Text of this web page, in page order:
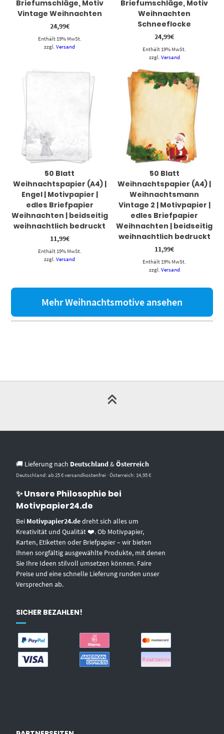
Briefumschläge, Motiv
Vintage Weihnachten
24,99€
Enthält 19% MwSt.
zzgl.Versand
Briefumschläge, Motiv
Weihnachten
Schneeflocke
24,99€
Enthält 19% MwSt.
zzgl. Versand
50 Blatt
Weihnachtspapier (A4) |
Engel | Motivpapier |
edles Briefpapier
Weihnachten | beidseitig
weihnachtlich bedruckt
11,99€
Enthält 19% MwSt.
zzgl.Versand
50 Blatt
Weihnachtspapier (A4) |
Weihnachtsmann
Vintage 2 | Motivpapier |
edles Briefpapier
Weihnachten | beidseitig
weihnachtlich bedruckt
11,99€
Enthält 19% MwSt.
zzgl. Versand
Mehr Weihnachtsmotive ansehen
🚚 Lieferung nach Deutschland &Österreich
Deutschland: ab 25 € versandkostenfrei · Österreich: 14,95 €
✨ Unsere Philosophie bei
Motivpapier24.de
Bei Motivpapier24.dedreht sich alles um
Kreativität und Qualität ❤️. Ob Motivpapier,
Karten, Etiketten oder Briefpapier – wir bieten
Ihnen sorgfältig ausgewählte Produkte, mit denen
Sie Ihre Ideen stilvoll umsetzen können. Faire
Preise und eine schnelle Lieferung runden unser
Versprechen ab.
SICHER BEZAHLEN!